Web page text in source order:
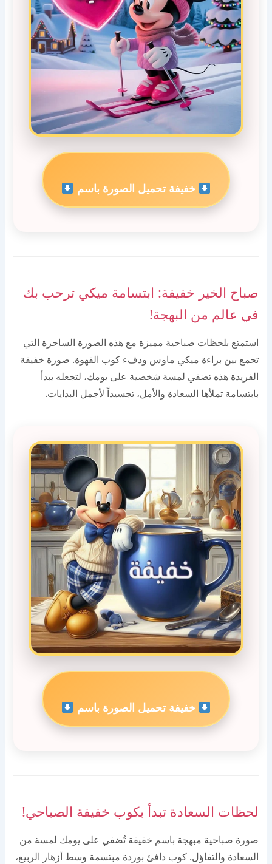
خفيفة تحميل الصورة باسم
صباح الخير خفيفة: ابتسامة ميكي ترحب بك
في عالم من البهجة!
استمتع بلحظات صباحية مميزة مع هذه الصورة الساحرة التي
تجمع بين براءة ميكي ماوس ودفء كوب القهوة. صورة خفيفة
الفريدة هذه تضفي لمسة شخصية على يومك، لتجعله يبدأ
بابتسامة تملأها السعادة والأمل، تجسيداً لأجمل البدايات.
خفيفة تحميل الصورة باسم
لحظات السعادة تبدأ بكوب خفيفة الصباحي!
صورة صباحية مبهجة باسم خفيفة تُضفي على يومك لمسة من
السعادة والتفاؤل. كوب دافئ بوردة مبتسمة وسط أزهار الربيع،